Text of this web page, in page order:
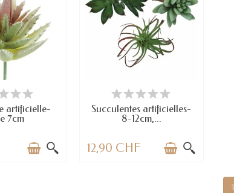
artificielle-
7cm
DERNIERS ARTICLES EN STOCK
Succulentes artificielles-
8-12cm,...
12,90 CHF
1